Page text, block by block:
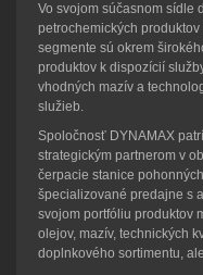
Vo svojom súčasnom sídle
petrochemických
segmente sú okrem
produktov k dispozícií
vhodných mazív a
služieb.
Spoločnosť DYNAMAX
strategickým partnerom v
čerpacie stanice
špecializované predajne s
svojom portfóliu produktov
olejov, mazív, technických
doplnkového sortimentu,